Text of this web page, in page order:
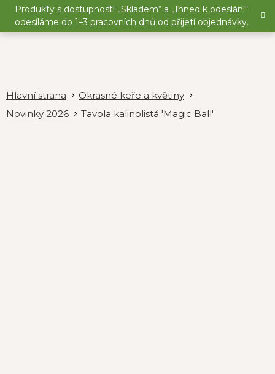
Přejít
obsah
Produkty s dostupností „Skladem“ a „Ihned k odeslání“
odesíláme do 1–3 pracovních dnů od přijetí objednávky.
Okrasné keře a květiny
Novinky 2026
Tavola kalinolistá 'Magic Ball'